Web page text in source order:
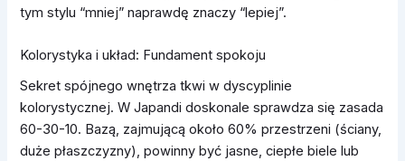
tym stylu “mniej” naprawdę znaczy “lepiej”.
Kolorystyka i układ: Fundament spokoju
Sekret spójnego wnętrza tkwi w dyscyplinie
kolorystycznej. W Japandi doskonale sprawdza się zasada
60-30-10. Bazą, zajmującą około 60% przestrzeni (ściany,
duże płaszczyzny), powinny być jasne, ciepłe biele lub